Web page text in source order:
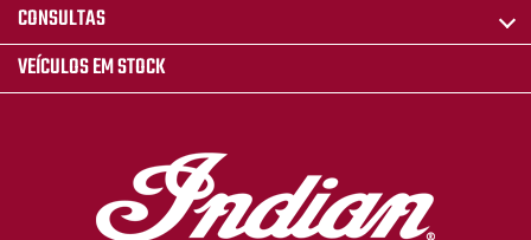
CONSULTAS
VEÍCULOS EM STOCK